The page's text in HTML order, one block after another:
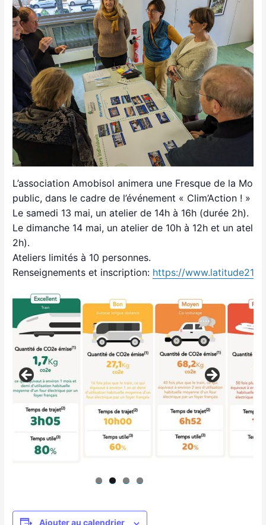
L’association Amobisol animera une Fresque de la
public, dans le cadre de l’événement « Clim’Action ! » à
Le samedi 13 mai, un atelier de 14h à 16h (durée 2h).
Le dimanche 14 mai, un atelier de 10h à 12h et un
2h).
Ateliers limités à 10 personnes.
Renseignements et inscription: https://
Ajouter au calendrier